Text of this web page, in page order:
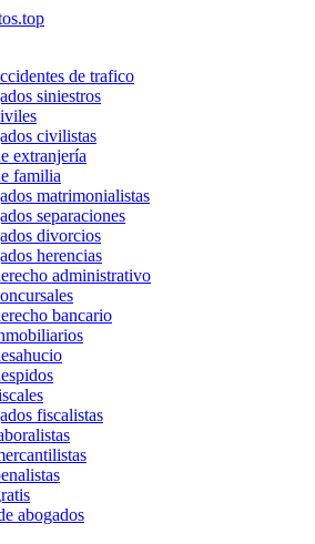
de trafico
siniestros
civilistas
extranjería
familia
matrimonialistas
separaciones
divorcios
herencias
administrativo
bancario
fiscalistas
abogados